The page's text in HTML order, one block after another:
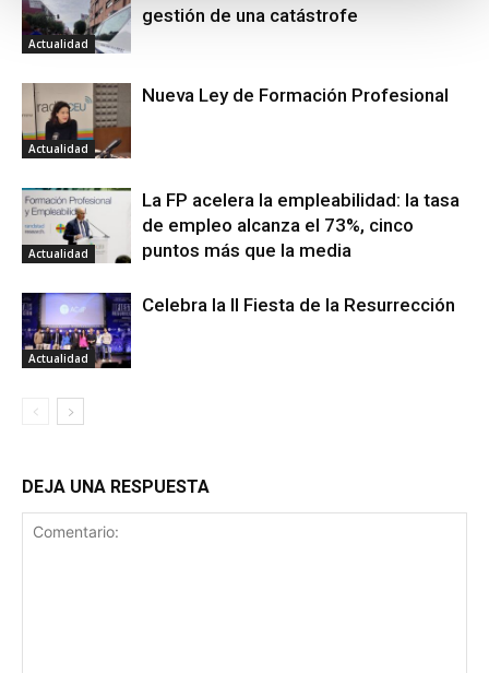
Actualidad
gestión de una catástrofe
Actualidad
Nueva Ley de Formación Profesional
Actualidad
La FP acelera la empleabilidad: la tasa
de empleo alcanza el 73%, cinco
puntos más que la media
Actualidad
Celebra la II Fiesta de la Resurrección
DEJA UNA RESPUESTA